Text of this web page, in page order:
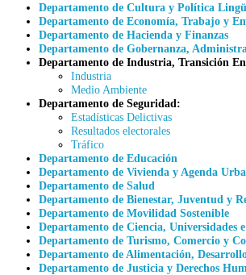
Departamento de Cultura y Política
Departamento de Economía, Trabajo y
Departamento de Hacienda y Finanzas
Departamento de Gobernanza,
Departamento de Industria, Transición
Industria
Medio Ambiente
Departamento de Seguridad:
Estadísticas Delictivas
Resultados electorales
Tráfico
Departamento de Educación
Departamento de Vivienda y Agenda
Departamento de Salud
Departamento de Bienestar, Juventud y
Departamento de Movilidad Sostenible
Departamento de Ciencia, Universidades
Departamento de Turismo, Comercio y
Departamento de Alimentación,
Departamento de Justicia y Derechos